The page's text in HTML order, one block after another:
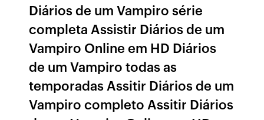
Diários de um Vampiro série
completa Assistir Diários de um
Vampiro Online em HD Diários
de um Vampiro todas as
temporadas Assitir Diários de um
Vampiro completo Assitir Diários